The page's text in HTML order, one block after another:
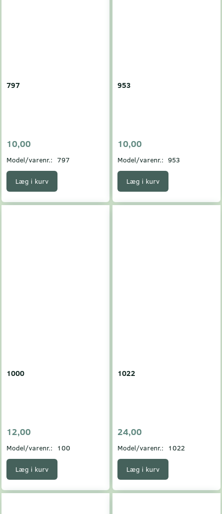
797
10,00
Model/varenr.: 797
Læg i kurv
953
10,00
Model/varenr.: 953
Læg i kurv
1000
12,00
Model/varenr.: 100
Læg i kurv
1022
24,00
Model/varenr.: 1022
Læg i kurv